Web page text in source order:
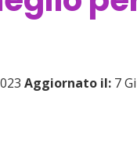
Aggiornato il: 7